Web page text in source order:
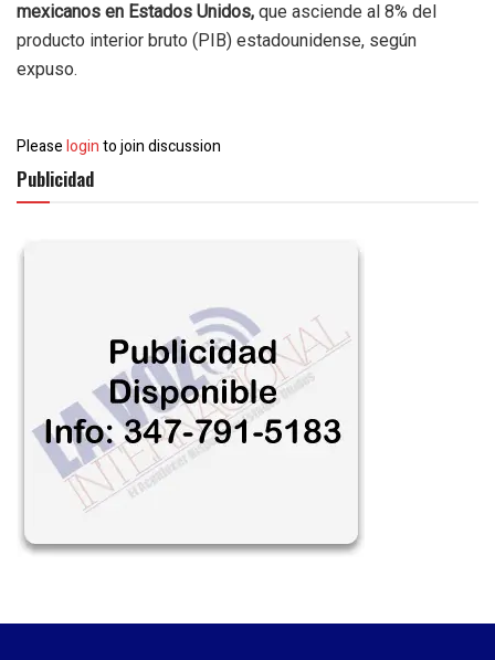
mexicanos en Estados Unidos, que asciende al 8% del
producto interior bruto (PIB) estadounidense, según
expuso.
Pleaseloginto join discussion
Publicidad